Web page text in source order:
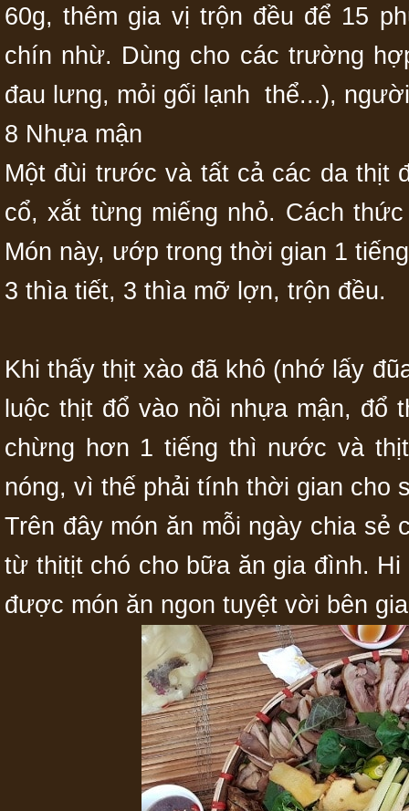
60g, thêm gia vị trộn đều để 15
chín nhừ. Dùng cho các trường
đau lưng, mỏi gối lạnh thể...),
8 Nhựa mận
Một đùi trước và tất cả các da thịt
cổ, xắt từng miếng nhỏ. Cách
Món này, ướp trong thời gian 1
3 thìa tiết, 3 thìa mỡ lợn, trộn đều.
Khi thấy thịt xào đã khô (nhớ lấy
luộc thịt đổ vào nồi nhựa mận, đổ
chừng hơn 1 tiếng thì nước và
nóng, vì thế phải tính thời gian cho
Trên đây món ăn mỗi ngày chia
từ thitịt chó cho bữa ăn gia đình.
được món ăn ngon tuyệt vời bên